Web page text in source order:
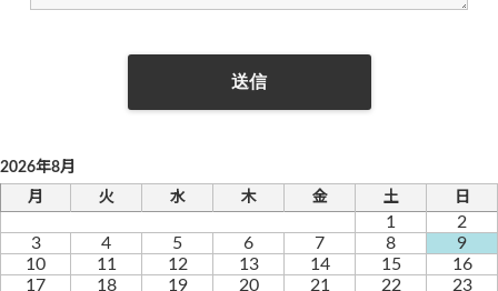
2026年8月
月
火 水 木 金 土 日
1
2
3
4 5 6 7 8
9
10
11 12 13 14 15
16
17
18 19 20 21 22 23